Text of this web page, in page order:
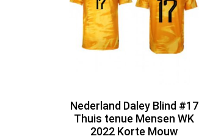
Nederland Daley Blind #17
Thuis tenue Mensen WK
2022 Korte Mouw